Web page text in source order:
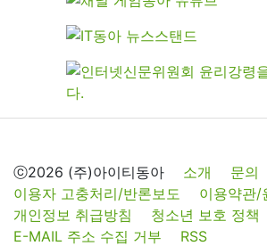
ⓒ2026 (주)아이티동아 소개
문의
이용자 고충처리/반론보도
이용약관/
개인정보 취급방침
청소년 보호 정책
E-MAIL 주소 수집 거부
RSS